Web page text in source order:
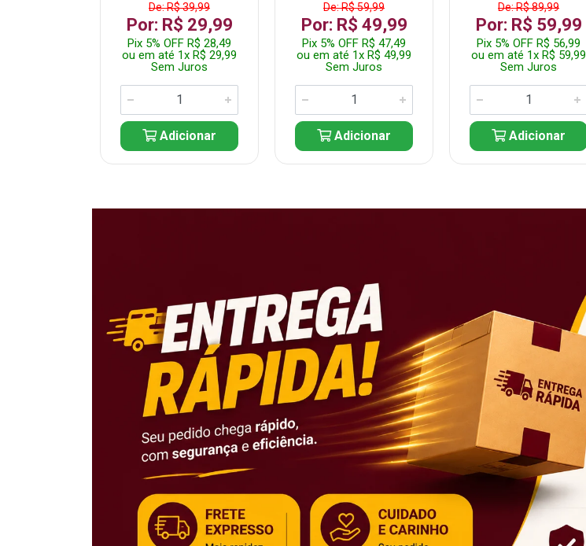
De: R$ 39,99
Por: R$ 29,99
Pix 5% OFF R$ 28,49
ou em até 1x R$ 29,99
Sem Juros
Adicionar
De: R$ 59,99
Por: R$ 49,99
Pix 5% OFF R$ 47,49
ou em até 1x R$ 49,99
Sem Juros
Adicionar
De: R$ 89,99
Por: R$ 59,99
Pix 5% OFF R$ 56,99
ou em até 1x R$ 59,99
Sem Juros
Adicionar